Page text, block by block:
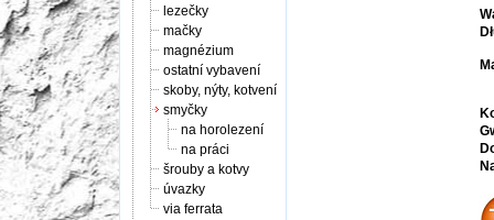
lezečky
mačky
magnézium
ostatní vybavení
skoby, nýty, kotvení
smyčky
na horolezení
na práci
šrouby a kotvy
úvazky
via ferrata